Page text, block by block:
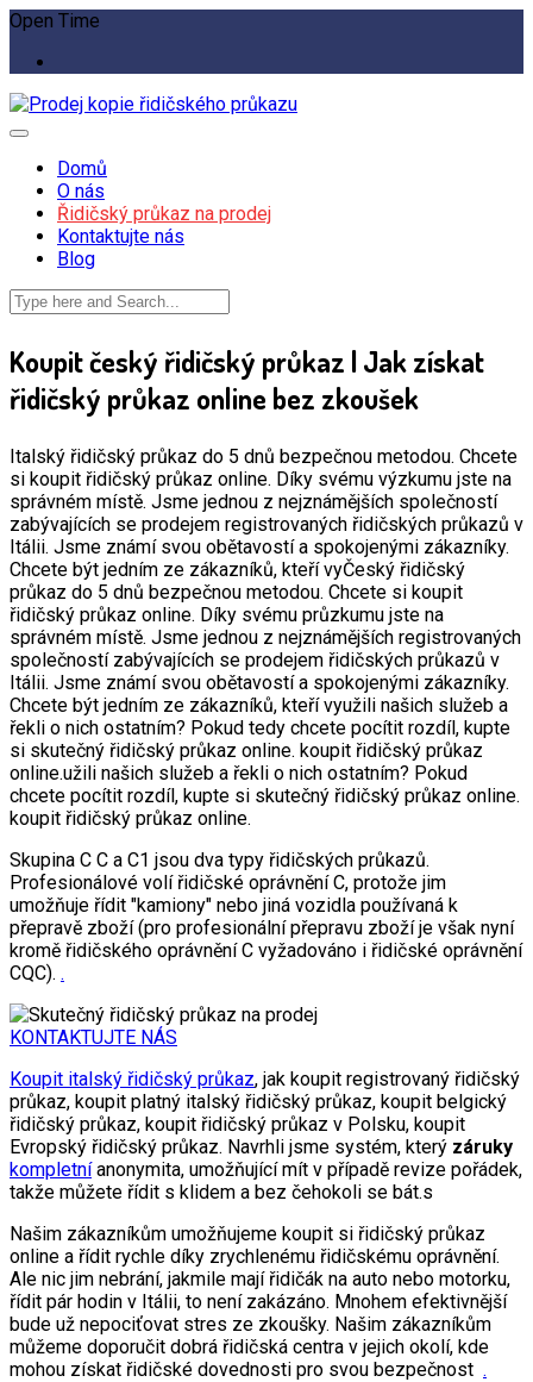
Open Time
Domů
O nás
Řidičský průkaz na prodej
Kontaktujte nás
Blog
Koupit český řidičský průkaz | Jak získat
řidičský průkaz online bez zkoušek
Italský řidičský průkaz do 5 dnů bezpečnou metodou. Chcete
si koupit řidičský průkaz online. Díky svému výzkumu jste na
správném místě. Jsme jednou z nejznámějších společností
zabývajících se prodejem registrovaných řidičských průkazů v
Itálii. Jsme známí svou obětavostí a spokojenými zákazníky.
Chcete být jedním ze zákazníků, kteří vyČeský řidičský
průkaz do 5 dnů bezpečnou metodou. Chcete si koupit
řidičský průkaz online. Díky svému průzkumu jste na
správném místě. Jsme jednou z nejznámějších registrovaných
společností zabývajících se prodejem řidičských průkazů v
Itálii. Jsme známí svou obětavostí a spokojenými zákazníky.
Chcete být jedním ze zákazníků, kteří využili našich služeb a
řekli o nich ostatním? Pokud tedy chcete pocítit rozdíl, kupte
si skutečný řidičský průkaz online. koupit řidičský průkaz
online.užili našich služeb a řekli o nich ostatním? Pokud
chcete pocítit rozdíl, kupte si skutečný řidičský průkaz online.
koupit řidičský průkaz online.
Skupina C C a C1 jsou dva typy řidičských průkazů.
Profesionálové volí řidičské oprávnění C, protože jim
umožňuje řídit "kamiony" nebo jiná vozidla používaná k
přepravě zboží (pro profesionální přepravu zboží je však nyní
kromě řidičského oprávnění C vyžadováno i řidičské oprávnění
CQC). .
KONTAKTUJTE NÁS
Koupit italský řidičský průkaz, jak koupit registrovaný řidičský
průkaz, koupit platný italský řidičský průkaz, koupit belgický
řidičský průkaz, koupit řidičský průkaz v Polsku, koupit
Evropský řidičský průkaz. Navrhli jsme systém, který záruky
kompletníanonymita, umožňující mít v případě revize pořádek,
takže můžete řídit s klidem a bez čehokoli se bát.s
Našim zákazníkům umožňujeme koupit si řidičský průkaz
online a řídit rychle díky zrychlenému řidičskému oprávnění.
Ale nic jim nebrání, jakmile mají řidičák na auto nebo motorku,
řídit pár hodin v Itálii, to není zakázáno. Mnohem efektivnější
bude už nepociťovat stres ze zkoušky. Našim zákazníkům
můžeme doporučit dobrá řidičská centra v jejich okolí, kde
mohou získat řidičské dovednosti pro svou bezpečnost .